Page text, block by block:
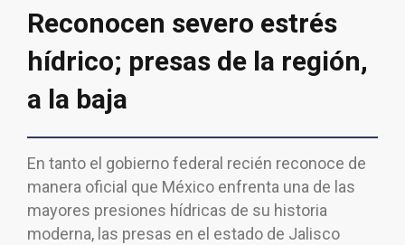
Reconocen severo estrés
hídrico; presas de la región,
a la baja
En tanto el gobierno federal recién reconoce de
manera oficial que México enfrenta una de las
mayores presiones hídricas de su historia
moderna, las presas en el estado de Jalisco